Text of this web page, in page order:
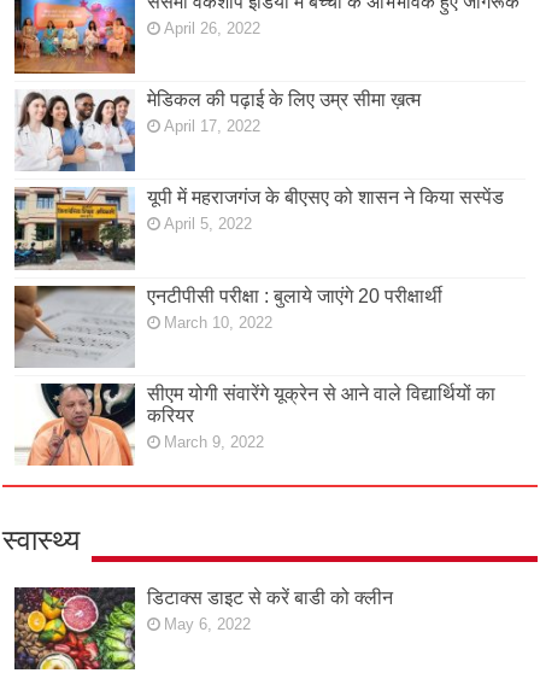
April 26, 2022
मेडिकल की पढ़ाई के लिए उम्र सीमा ख़त्म
April 17, 2022
यूपी में महराजगंज के बीएसए को शासन ने किया सस्पेंड
April 5, 2022
एनटीपीसी परीक्षा : बुलाये जाएंगे 20 परीक्षार्थी
March 10, 2022
सीएम योगी संवारेंगे यूक्रेन से आने वाले विद्यार्थियों का
करियर
March 9, 2022
स्वास्थ्य
डिटाक्स डाइट से करें बाडी को क्लीन
May 6, 2022